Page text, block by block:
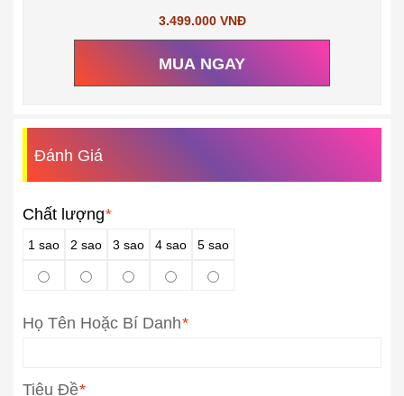
3.499.000 VNĐ
MUA NGAY
Đánh Giá
Chất lượng*
1 sao 2 sao 3 sao 4 sao 5 sao
*
Họ Tên Hoặc Bí Danh
*
Tiêu Đề